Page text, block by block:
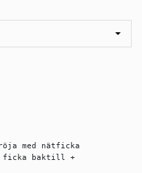
med nätficka
ficka baktill +